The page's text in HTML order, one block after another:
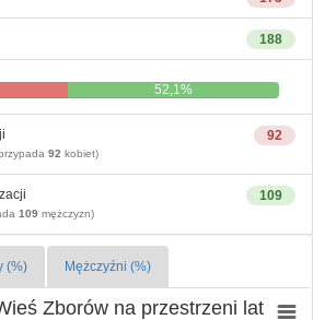
188
52,1%
92
92 kobiet)
109
109 mężczyzn)
(%) Mężczyźni (%)
Zborów na przestrzeni lat